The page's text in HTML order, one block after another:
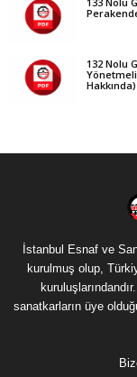
132 Nolu
Hakkında)
İstanbul Esnaf ve
kurulmuş olup,
sanatkarların üye